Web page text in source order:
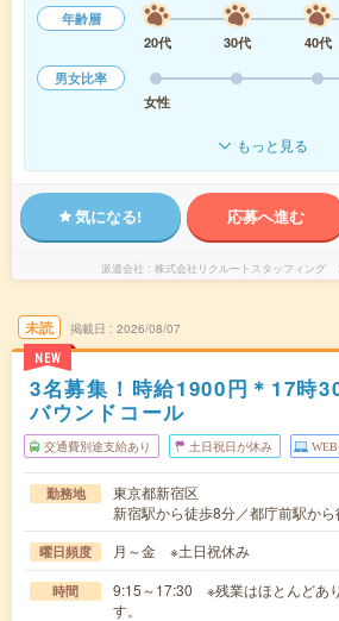
年齢層
20代
30代 40代
男女比率
女性
もっと見る
気になる! 応募へ進む
派遣会社 株式会社リクルートスタッフィング
未読
NEW
掲載日 2026/08/07
3名募集！時給1900円＊17時
バウンドコール
交通費別途支給あり 土日祝日が休み
勤務地
東京都新宿区
新宿駅から徒歩8分／都庁前駅か
曜日頻度 月～金 ※土日祝休み
時間
9:15～17:30 ※残業はほとんどあ
す。